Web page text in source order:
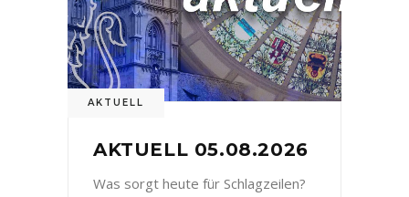
AKTUELL
AKTUELL 05.08.2026
Was sorgt heute für Schlagzeilen?